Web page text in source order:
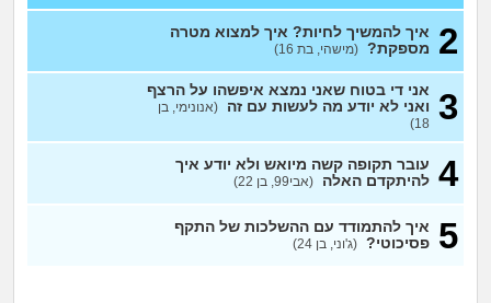
מהבקו"ם... ועד מתי?!
לימודים וסטודנטים
עבודה וקריירה
חברים ואנשים
2
איך להמשיך לחיות? איך למצוא מטרה
מספקת? (מישהי, בת 16)
3 אני די בטוח שאני נמצא איפשהו על הרצף
ואני לא יודע מה לעשות עם זה (אנונימי, בן
18)
4 עובר תקופה קשה מיואש ולא יודע איך
להיתקדם האלה (אבי99, בן 22)
5
איך להתמודד עם ההשלכות של התקף
פסיכוטי? (ג'וני, בן 24)